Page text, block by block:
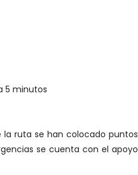
5 minutos
la ruta se han colocado puntos
se cuenta con el apoyo